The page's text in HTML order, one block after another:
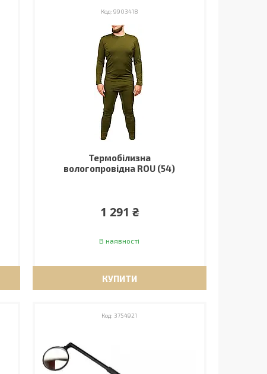
9903418
Термобілизна
вологопровідна ROU (54)
1 291 ₴
В наявності
КУПИТИ
3754921